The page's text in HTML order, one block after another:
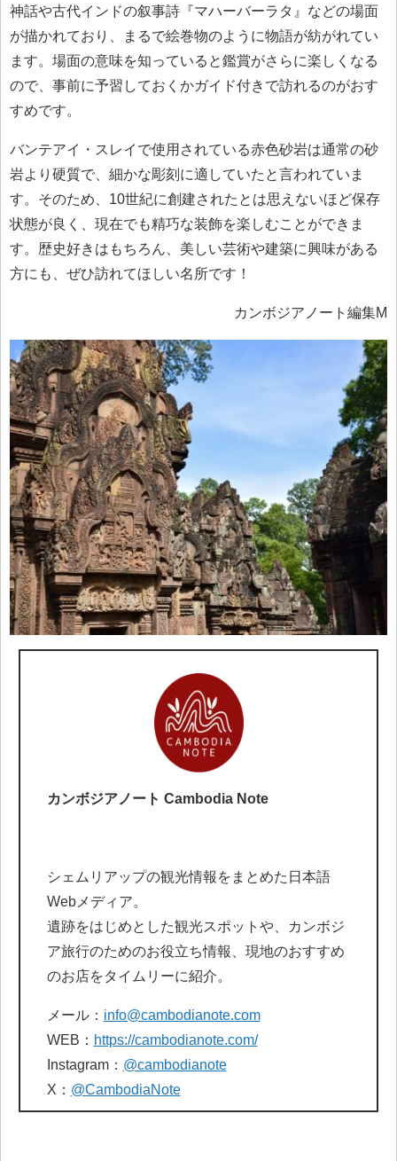
神話や古代インドの叙事詩『マハーバーラタ』などの場面
が描かれており、まるで絵巻物のように物語が紡がれてい
ます。場面の意味を知っていると鑑賞がさらに楽しくなる
ので、事前に予習しておくかガイド付きで訪れるのがおす
すめです。
バンテアイ・スレイで使用されている赤色砂岩は通常の砂
岩より硬質で、細かな彫刻に適していたと言われていま
す。そのため、10世紀に創建されたとは思えないほど保存
状態が良く、現在でも精巧な装飾を楽しむことができま
す。歴史好きはもちろん、美しい芸術や建築に興味がある
方にも、ぜひ訪れてほしい名所です！
カンボジアノート編集M
カンボジアノート Cambodia Note
シェムリアップの観光情報をまとめた日本語
Webメディア。
遺跡をはじめとした観光スポットや、カンボジ
ア旅行のためのお役立ち情報、現地のおすすめ
のお店をタイムリーに紹介。
メール： info@cambodianote.com
WEB： https://cambodianote.com/
Instagram： @cambodianote
X： @CambodiaNote